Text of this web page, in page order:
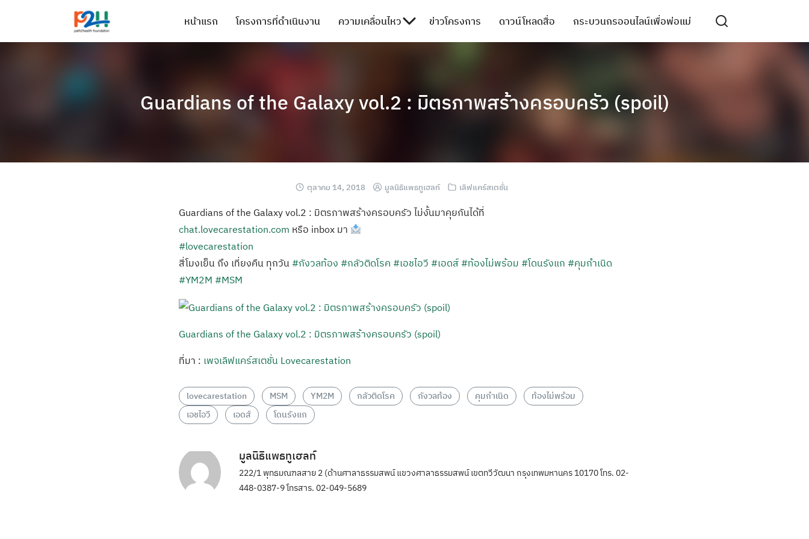
หน้าแรก โครงการที่ดำเนินงาน ความเคลื่อนไหว ข่าวโครงการ ดาวน์โหลดสื่อ กระบวนกรออนไลน์เพื่อพ่อแม่
Guardians of the Galaxy vol.2 : มิตรภาพสร้างครอบครัว (spoil)
ตุลาคม 14, 2018 มูลนิธิแพธทูเฮลท์ เลิฟแคร์สเตชั่น
Guardians of the Galaxy vol.2 : มิตรภาพสร้างครอบครัว ไม่งั้นมาคุยกันได้ที่
chat.lovecarestation.com หรือ inbox มา
#lovecarestation
สี่โมงเย็น ถึง เที่ยงคืน ทุกวัน #กังวลท้อง #กลัวติดโรค #เอชไอวี #เอดส์ #ท้องไม่พร้อม #โดนรังแก #คุมกำเนิด
#YM2M #MSM
Guardians of the Galaxy vol.2 : มิตรภาพสร้างครอบครัว (spoil)
ที่มา : เพจเลิฟแคร์สเตชั่น Lovecarestation
lovecarestation MSM YM2M กลัวติดโรค กังวลท้อง คุมกำเนิด
ท้องไม่พร้อม
เอชไอวี
เอดส์ โดนรังแก
มูลนิธิแพธทูเฮลท์
222/1 พุทธมณฑลสาย 2 (ด้านศาลาธรรมสพน์ แขวงศาลาธรรมสพน์ เขตทวีวัฒนา กรุงเทพมหานคร 10170 โทร. 02-
448-0387-9 โทรสาร. 02-049-5689